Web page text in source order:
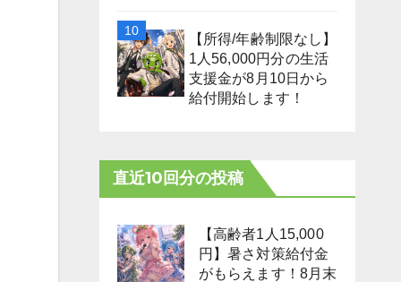
【所得/年齢制限なし】
1人56,000円分の生活
支援金が8月10日から
給付開始します！
直近10回分の投稿
【高齢者1人15,000
円】暑さ対策給付金
がもらえます！8月末